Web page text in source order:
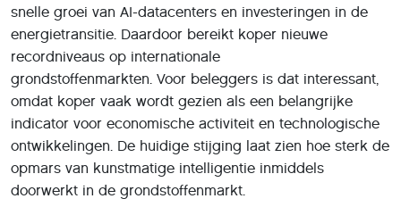
snelle groei van AI-datacenters en investeringen in de
energietransitie. Daardoor bereikt koper nieuwe
recordniveaus op internationale
grondstoffenmarkten. Voor beleggers is dat interessant,
omdat koper vaak wordt gezien als een belangrijke
indicator voor economische activiteit en technologische
ontwikkelingen. De huidige stijging laat zien hoe sterk de
opmars van kunstmatige intelligentie inmiddels
doorwerkt in de grondstoffenmarkt.